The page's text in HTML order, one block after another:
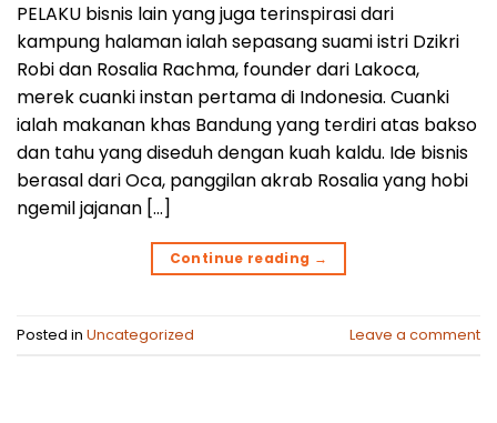
PELAKU bisnis lain yang juga terinspirasi dari
kampung halaman ialah sepasang suami istri Dzikri
Robi dan Rosalia Rachma, founder dari Lakoca,
merek cuanki instan pertama di Indonesia. Cuanki
ialah makanan khas Bandung yang terdiri atas bakso
dan tahu yang diseduh dengan kuah kaldu. Ide bisnis
berasal dari Oca, panggilan akrab Rosalia yang hobi
ngemil jajanan […]
Continue reading →
Posted in Uncategorized Leave a comment